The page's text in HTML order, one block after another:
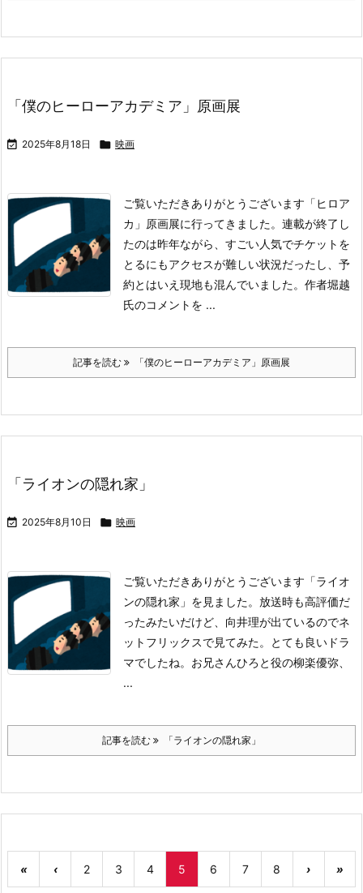
「僕のヒーローアカデミア」原画展
 2025年8月18日  映画
ご覧いただきありがとうございます 「ヒロア
カ」原画展に行ってきました。 連載が終了し
たのは昨年ながら、すごい人気でチケットを
とるにもアクセスが難しい状況だったし、予
約とはいえ現地も混んでいました。 作者堀越
氏のコメントを ...
記事を読む 「僕のヒーローアカデミア」原画展
「ライオンの隠れ家」
 2025年8月10日  映画
ご覧いただきありがとうございます 「ライオ
ンの隠れ家」を見ました。 放送時も高評価だ
ったみたいだけど、向井理が出ているのでネ
ットフリックスで見てみた。
とても良いドラ
マでしたね。 お兄さんひろと役の柳楽優弥、
...
記事を読む 「ライオンの隠れ家」
« ‹ 2 3 4 5 6 7 8 › »